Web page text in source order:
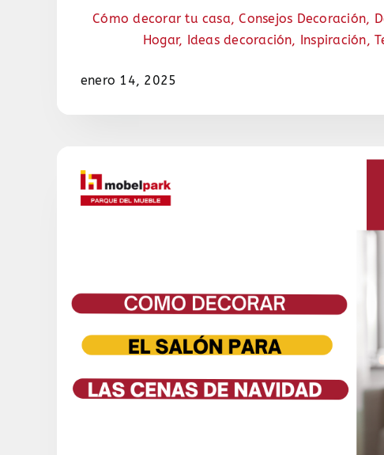
Cómo decorar tu casa,Consejos Decoración,
Hogar, Ideas decoración, Inspiración,
enero 14, 2025